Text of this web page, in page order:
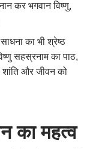
कर भगवान विष्णु,
का भी श्रेष्ठ
सहस्रनाम का पाठ,
और जीवन को
का महत्व